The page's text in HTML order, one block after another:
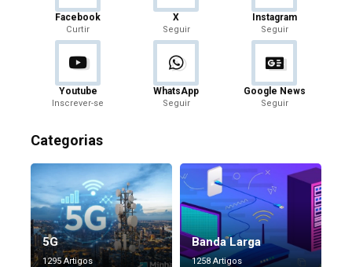
Facebook
Curtir
X
Seguir
Instagram
Seguir
Youtube
Inscrever-se
WhatsApp
Seguir
Google News
Seguir
Categorias
5G
1295 Artigos
Banda Larga
1258 Artigos